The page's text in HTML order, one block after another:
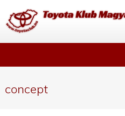
concept